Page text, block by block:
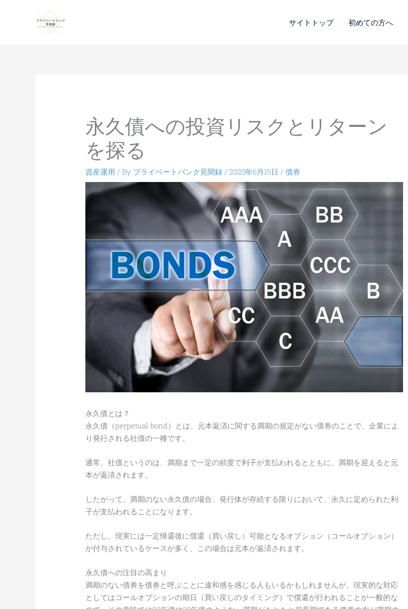
サイトトップ 初めての方へ
永久債への投資リスクとリターン
を探る
資産運用 / By プライベートバンク見聞録/2020年6月15日/債券
永久債とは？
永久債（perpetual bond）とは、元本返済に関する満期の規定がない債券のことで、企業によ
り発行される社債の一種です。
通常、社債というのは、満期まで一定の頻度で利子が支払われるとともに、満期を迎えると元
本が返済されます。
したがって、満期のない永久債の場合、発行体が存続する限りにおいて、永久に定められた利
子が支払われることになります。
ただし、現実には一定帰還後に償還（買い戻し）可能となるオプション（コールオプション）
が付与されているケースが多く、この場合は元本が返済されます。
永久債への注目の高まり
満期のない債券を債券と呼ぶことに違和感を感じる人もいるかもしれませんが、現実的な対応
としてはコールオプションの期日（買い戻しのタイミング）で償還が行われることが一般的な